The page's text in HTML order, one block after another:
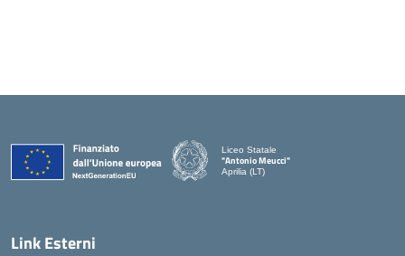
Liceo Statale
"Antonio Meucci"
Aprilia (LT)
Link Esterni